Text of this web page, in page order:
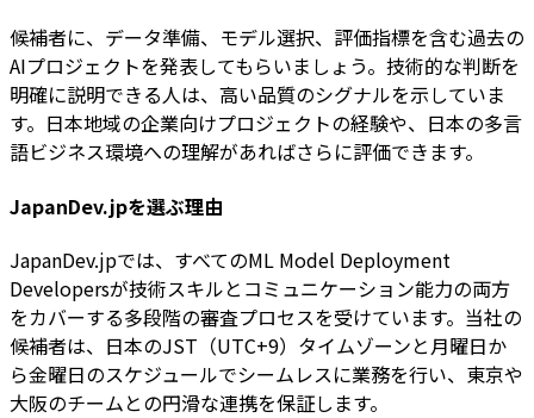
候補者に、データ準備、モデル選択、評価指標を含む過去の
AIプロジェクトを発表してもらいましょう。技術的な判断を
明確に説明できる人は、高い品質のシグナルを示していま
す。日本地域の企業向けプロジェクトの経験や、日本の多言
語ビジネス環境への理解があればさらに評価できます。
JapanDev.jpを選ぶ理由
JapanDev.jpでは、すべてのML Model Deployment
Developersが技術スキルとコミュニケーション能力の両方
をカバーする多段階の審査プロセスを受けています。当社の
候補者は、日本のJST（UTC+9）タイムゾーンと月曜日か
ら金曜日のスケジュールでシームレスに業務を行い、東京や
大阪のチームとの円滑な連携を保証します。